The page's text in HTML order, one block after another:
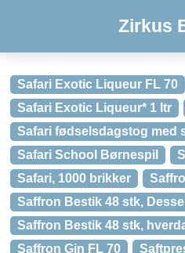
Zirkus
Safari Exotic Liqueur FL 70
Safari Exotic Liqueur* 1 ltr
Safari fødselsdagstog med
Safari School Børnespil
Safari, 1000 brikker
Saffron Bestik 48 stk,
Saffron Bestik 48 stk,
Saffron Gin FL 70